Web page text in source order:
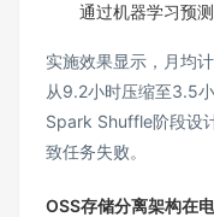
通过机器学习预
实施效果显示，月均
从9.2小时压缩至3.5
Spark Shuffle阶段设
致任务失败。
OSS存储分离架构在